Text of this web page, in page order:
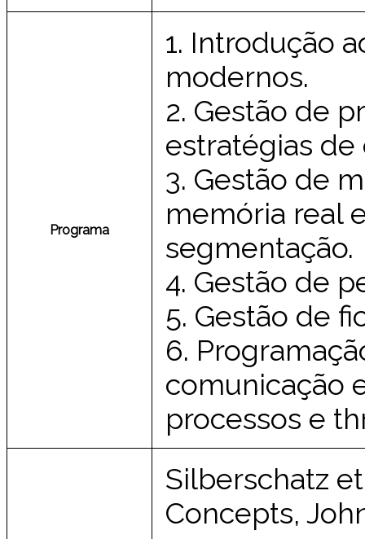
Programa
1. Introdução
modernos.
2. Gestão de
estratégias
3. Gestão de
memória real
segmentação.
4. Gestão de
5. Gestão de
6.
comunicação
processos e
Silberschatz
Concepts,